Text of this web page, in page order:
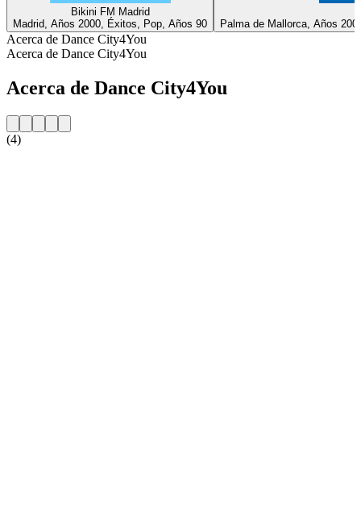
Bikini FM Madrid
Madrid, Años 2000, Éxitos, Pop, Años 90
Palma de Mallorca, Años
Acerca de Dance City4You
Acerca de Dance City4You
Acerca de Dance City4You
(4)